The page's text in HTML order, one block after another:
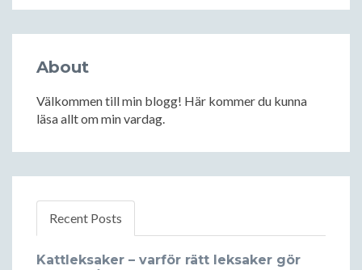
About
Välkommen till min blogg! Här kommer du kunna
läsa allt om min vardag.
Recent Posts
Kattleksaker – varför rätt leksaker gör